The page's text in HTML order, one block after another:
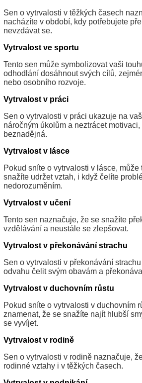
Sen o vytrvalosti v těžkých časech
nacházíte v období, kdy potřebujete
nevzdávat se.
Vytrvalost ve sportu
Tento sen může symbolizovat vaši
odhodlání dosáhnout svých cílů,
nebo osobního rozvoje.
Vytrvalost v práci
Sen o vytrvalosti v práci ukazuje na
náročným úkolům a neztrácet
beznadějná.
Vytrvalost v lásce
Pokud sníte o vytrvalosti v lásce, může
snažíte udržet vztah, i když čelíte
nedorozuměním.
Vytrvalost v učení
Tento sen naznačuje, že se snažíte
vzdělávání a neustále se zlepšovat.
Vytrvalost v překonávání strachu
Sen o vytrvalosti v překonávání
odvahu čelit svým obavám a
Vytrvalost v duchovním růstu
Pokud sníte o vytrvalosti v duchovním
znamenat, že se snažíte najít hlubší
se vyvíjet.
Vytrvalost v rodině
Sen o vytrvalosti v rodině naznačuje,
rodinné vztahy i v těžkých časech.